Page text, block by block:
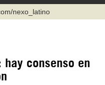
nexo_latino
c/hispantv
+98 921 79 29 404
hispan_tv
hay consenso en